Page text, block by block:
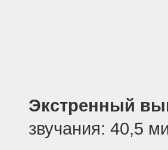
Экстренный
звучания: 40,5